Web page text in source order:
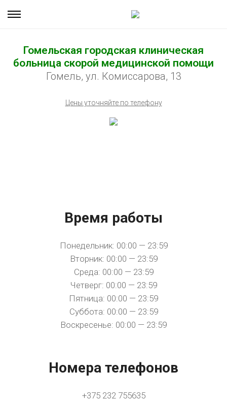
Гомельская городская клиническая
больница скорой медицинской помощи
Гомель, ул. Комиссарова, 13
Цены уточняйте по телефону
Время работы
Понедельник: 00:00 — 23:59
Вторник: 00:00 — 23:59
Среда: 00:00 — 23:59
Четверг: 00:00 — 23:59
Пятница: 00:00 — 23:59
Суббота: 00:00 — 23:59
Воскресенье: 00:00 — 23:59
Номера телефонов
+375 232 755635